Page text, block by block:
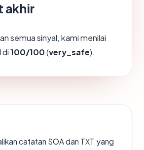
akhir
semua sinyal, kami menilai
di100/100(very_safe).
catatan SOA dan TXT yang